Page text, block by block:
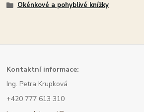
Okénkové a pohyblivé knížky
Kontaktní informace:
Ing. Petra Krupková
+420 777 613 310